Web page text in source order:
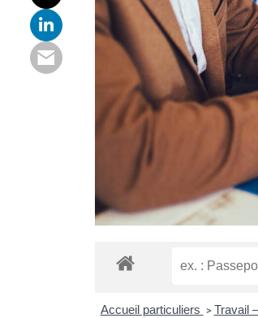
Accueil particuliers > Travail